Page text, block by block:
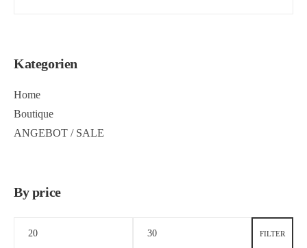
Kategorien
Home
Boutique
ANGEBOT / SALE
By price
FILTER